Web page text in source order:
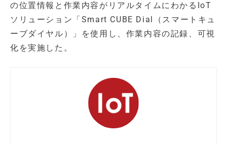
の位置情報と作業内容がリアルタイムにわかるIoT
ソリューション「Smart CUBE Dial（スマートキュ
ーブダイヤル）」を使用し、作業内容の記録、可視
化を実施した。